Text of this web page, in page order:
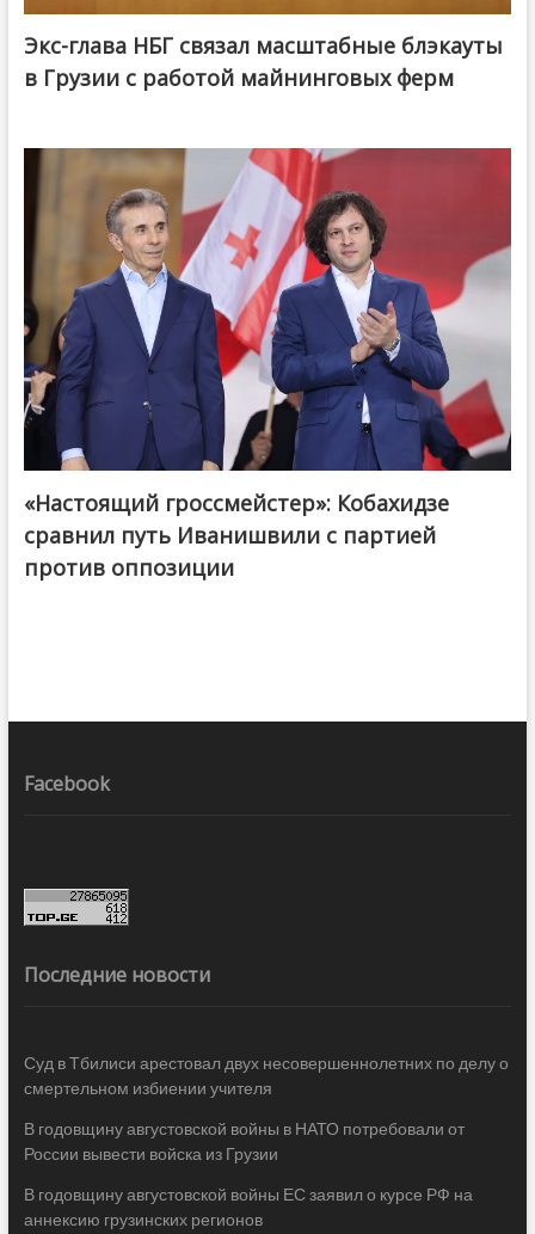
Экс-глава НБГ связал масштабные блэкауты
в Грузии с работой майнинговых ферм
@ქართული ოცნება / Georgian Dream
«Настоящий гроссмейстер»: Кобахидзе
сравнил путь Иванишвили с партией
против оппозиции
Facebook
Последние новости
Суд в Тбилиси арестовал двух несовершеннолетних по делу о
смертельном избиении учителя
В годовщину августовской войны в НАТО потребовали от
России вывести войска из Грузии
В годовщину августовской войны ЕС заявил о курсе РФ на
аннексию грузинских регионов